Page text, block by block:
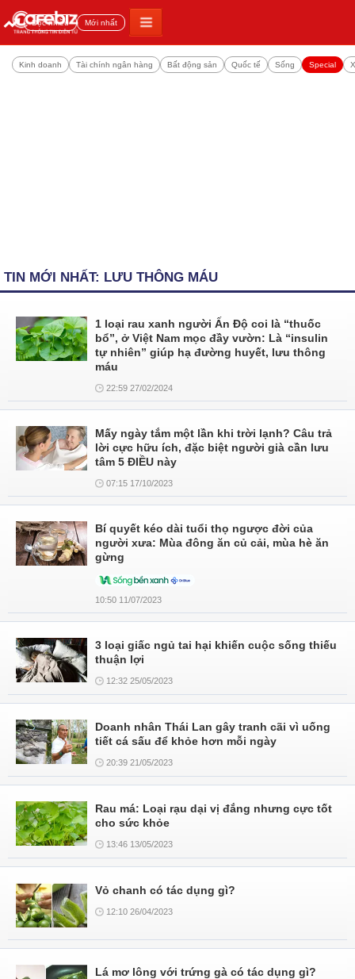
Đọc nhiều Mới nhất
Kinh doanh Tài chính ngân hàng Bất động sản Quốc tế Sống Special
TIN MỚI NHẤT: LƯU THÔNG MÁU
1 loại rau xanh người Ấn Độ coi là “thuốc
bổ”, ở Việt Nam mọc đầy vườn: Là “insulin
tự nhiên” giúp hạ đường huyết, lưu thông
máu
22:59 27/02/2024
Mấy ngày tắm một lần khi trời lạnh? Câu trả
lời cực hữu ích, đặc biệt người già cần lưu
tâm 5 ĐIỀU này
07:15 17/10/2023
Bí quyết kéo dài tuổi thọ ngược đời của
người xưa: Mùa đông ăn củ cải, mùa hè ăn
gừng
10:50 11/07/2023
3 loại giấc ngủ tai hại khiến cuộc sống thiếu
thuận lợi
12:32 25/05/2023
Doanh nhân Thái Lan gây tranh cãi vì uống
tiết cá sấu để khỏe hơn mỗi ngày
20:39 21/05/2023
Rau má: Loại rạu dại vị đắng nhưng cực tốt
cho sức khỏe
13:46 13/05/2023
Vỏ chanh có tác dụng gì?
12:10 26/04/2023
Lá mơ lông với trứng gà có tác dụng gì?